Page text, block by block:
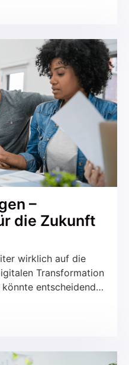
federn
ohne eigene
entscheidend, dass
wird, damit
–
die Zukunft
wirklich auf die
Transformation
entscheidend
sein. KI
zur
und zur
Künstliche